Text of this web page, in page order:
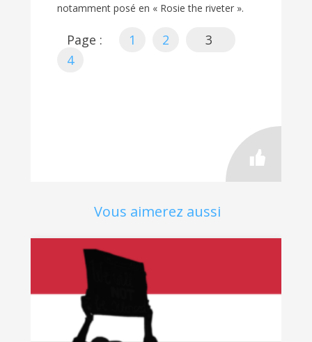
notamment posé en « Rosie the riveter ».
Page : 1 2
3
4
Vous aimerez aussi